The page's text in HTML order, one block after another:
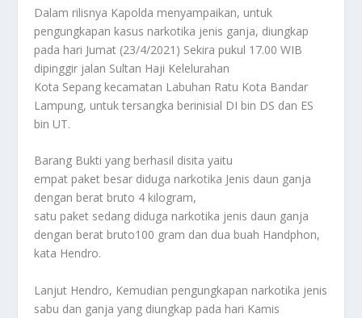
Dalam rilisnya Kapolda menyampaikan, untuk
pengungkapan kasus narkotika jenis ganja, diungkap
pada hari Jumat (23/4/2021) Sekira pukul 17.00 WIB
dipinggir jalan Sultan Haji Kelelurahan
Kota Sepang kecamatan Labuhan Ratu Kota Bandar
Lampung, untuk tersangka berinisial DI bin DS dan ES
bin UT.
Barang Bukti yang berhasil disita yaitu
empat paket besar diduga narkotika Jenis daun ganja
dengan berat bruto 4 kilogram,
satu paket sedang diduga narkotika jenis daun ganja
dengan berat bruto100 gram dan dua buah Handphon,
kata Hendro.
Lanjut Hendro, Kemudian pengungkapan narkotika jenis
sabu dan ganja yang diungkap pada hari Kamis